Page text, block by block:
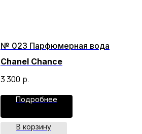
№ 023 Парфюмерная вода
Chanel Chance
3 300 р.
Подробнее
В корзину